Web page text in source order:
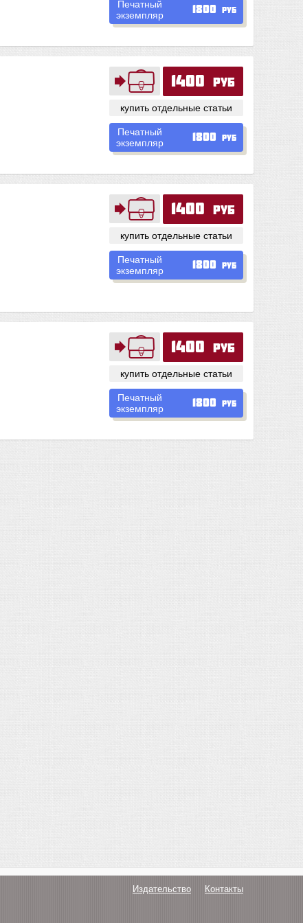
Печатный
экземпляр
1800 руб
1400 руб
купить отдельные статьи
Печатный
экземпляр
1800 руб
1400 руб
купить отдельные статьи
Печатный
экземпляр
1800 руб
1400 руб
купить отдельные статьи
Печатный
экземпляр
1800 руб
Издательство Контакты